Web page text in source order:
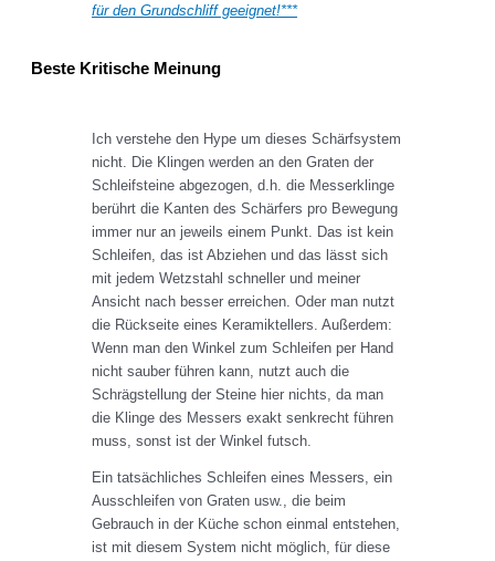
für den Grundschliff geeignet!***
Beste Kritische Meinung
Ich verstehe den Hype um dieses Schärfsystem
nicht. Die Klingen werden an den Graten der
Schleifsteine abgezogen, d.h. die Messerklinge
berührt die Kanten des Schärfers pro Bewegung
immer nur an jeweils einem Punkt. Das ist kein
Schleifen, das ist Abziehen und das lässt sich
mit jedem Wetzstahl schneller und meiner
Ansicht nach besser erreichen. Oder man nutzt
die Rückseite eines Keramiktellers. Außerdem:
Wenn man den Winkel zum Schleifen per Hand
nicht sauber führen kann, nutzt auch die
Schrägstellung der Steine hier nichts, da man
die Klinge des Messers exakt senkrecht führen
muss, sonst ist der Winkel futsch.
Ein tatsächliches Schleifen eines Messers, ein
Ausschleifen von Graten usw., die beim
Gebrauch in der Küche schon einmal entstehen,
ist mit diesem System nicht möglich, für diese